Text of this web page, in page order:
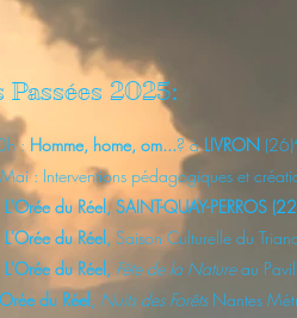
Passées 2025:
: Homme, home, om...? àLIVRON (26)
: Interventions pédagogiques et
L'Orée du Réel, SAINT-QUAY-PERROS
L'Orée du Réel, Saison Culturelle du
L'Orée du Réel, Fête de la Natureau
du Réel, Nuits des ForêtsNantes